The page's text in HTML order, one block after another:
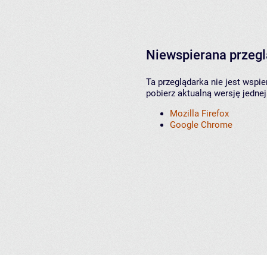
Niewspierana
Ta przeglądarka nie jest
pobierz aktualną wersję
Mozilla Firefox
Google Chrome